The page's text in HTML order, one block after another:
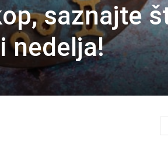
saznajte
nedelja!